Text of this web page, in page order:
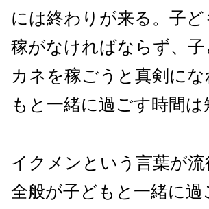
には終わりが来る。子
稼がなければならず、
カネを稼ごうと真剣に
もと一緒に過ごす時間
イクメンという言葉が
全般が子どもと一緒に